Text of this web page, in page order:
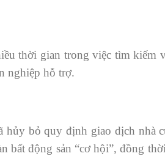
thời gian trong việc tìm kiếm
nghiệp hỗ trợ.
hủy bỏ quy định giao dịch nhà
bất động sản “cơ hội”, đồng